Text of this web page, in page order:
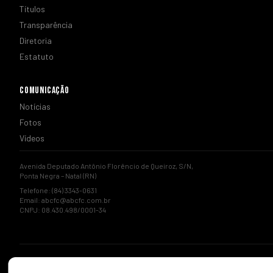
Títulos
Transparência
Diretoria
Estatuto
COMUNICAÇÃO
Notícias
Fotos
Vídeos
Avenida Deputado Antônio Florêncio de Queiroz, S/N,
Ponta Negra – Natal (RN)
Telefone: (84) 3343-0631
Email: abcfc@abcfc.com.br
CNPJ: 08.430.498/0001-34